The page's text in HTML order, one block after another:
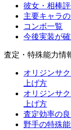
彼女・相棒
主要キャラ
コンボ一覧
今後実装が
査定・特殊能力情
オリジンサ
上げ方
オリジンサ
上げ方
査定効率の
野手の特殊